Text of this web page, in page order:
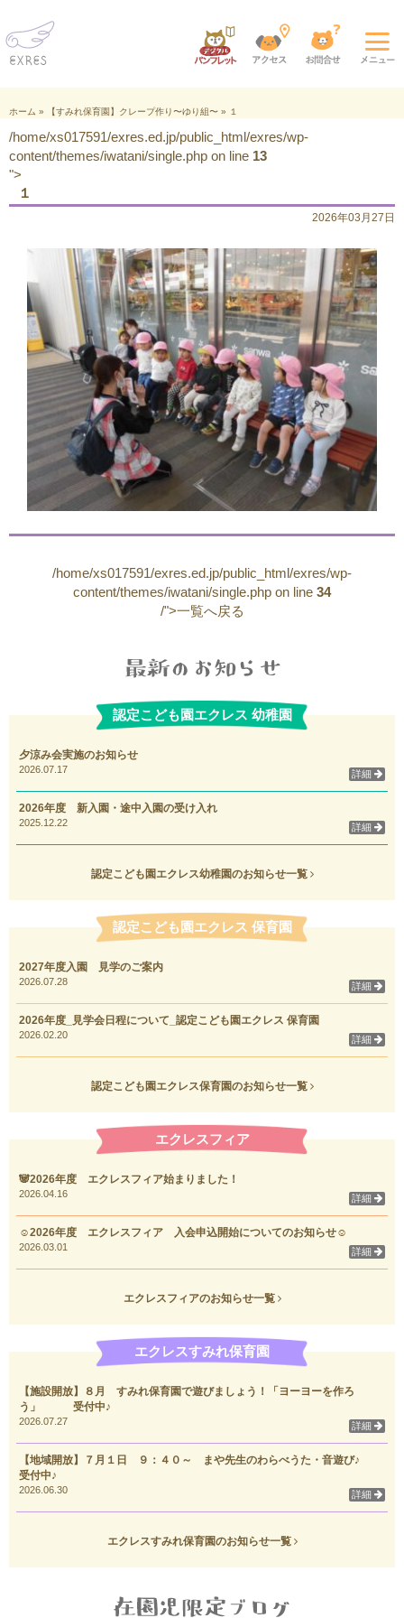
ホーム » 【すみれ保育園】クレープ作り〜ゆり組〜 » １
/home/xs017591/exres.ed.jp/public_html/exres/wp-
content/themes/iwatani/single.php on line 13
">
１
2026年03月27日
/home/xs017591/exres.ed.jp/public_html/exres/wp-
content/themes/iwatani/single.php on line 34
/">一覧へ戻る
認定こども園エクレス 幼稚園
夕涼み会実施のお知らせ
2026.07.17 詳細
2026年度 新入園・途中入園の受け入れ
2025.12.22 詳細
認定こども園エクレス幼稚園のお知らせ一覧
認定こども園エクレス 保育園
2027年度入園 見学のご案内
2026.07.28 詳細
2026年度_見学会日程について_認定こども園エクレス 保育園
2026.02.20 詳細
認定こども園エクレス保育園のお知らせ一覧
エクレスフィア
🐼2026年度 エクレスフィア始まりました！
2026.04.16 詳細
☺2026年度 エクレスフィア 入会申込開始についてのお知らせ☺
2026.03.01 詳細
エクレスフィアのお知らせ一覧
エクレスすみれ保育園
【施設開放】８月 すみれ保育園で遊びましょう！「ヨーヨーを作ろ
う」 受付中♪
2026.07.27 詳細
【地域開放】７月１日 ９：４０～ まや先生のわらべうた・音遊び♪
受付中♪
2026.06.30 詳細
エクレスすみれ保育園のお知らせ一覧